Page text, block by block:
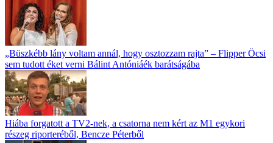
„Büszkébb lány voltam annál, hogy osztozzam rajta” – Flipper Öcsi
sem tudott éket verni Bálint Antóniáék barátságába
Hiába forgatott a TV2-nek, a csatorna nem kért az M1 egykori
részeg riporteréből, Bencze Péterből